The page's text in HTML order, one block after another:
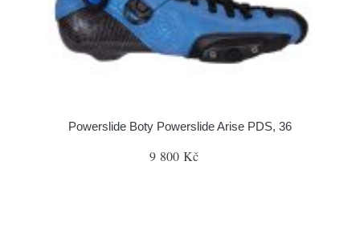
Powerslide Boty Powerslide Arise PDS, 36
9 800 Kč